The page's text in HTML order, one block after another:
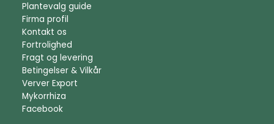
Plantevalg guide
Firma profil
Kontakt os
Fortrolighed
Fragt og levering
Betingelser & Vilkår
Verver Export
Mykorrhiza
Facebook